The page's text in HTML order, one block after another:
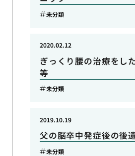
未分類
ぎっくり腰の治療をし
等
2020.02.12
未分類
父の脳卒中発症後の後
2019.10.19
未分類